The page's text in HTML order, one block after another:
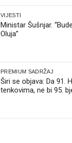
VIJESTI
Ministar Šušnjar.
Oluja”
PREMIUM SADRŽAJ
Širi se objava: Da 91.
tenkovima, ne bi 95.